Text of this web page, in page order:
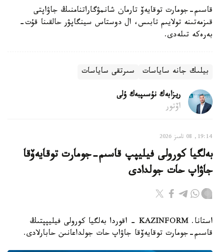
قاسىم-جومارت توقايەۆ تارمان شانمۋگاراتنامنىڭ جاۋاپتى
قىزمەتىنە تولايىم تابىس، ال دوستاس سينگاپۋر حالقىنا قۇت-
بەرەكە تىلەدى.
بيلىك جانە ساياسات سىرتقى ساياسات
ريزابەك نۇسىپبەك ۇلى
اۆتور
19:14, 08 تامىز 2026
بەلگيا كورولى فيليپپ قاسىم-جومارت توقايەۆقا
جاۋاپ حات جولدادى
استانا. KAZINFORM - اقوردا بەلگيا كورولى فيليپپتىڭ
قاسىم-جومارت توقايەۆقا جاۋاپ حات جولداعانىن حابارلادى.